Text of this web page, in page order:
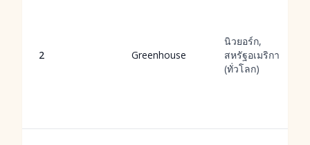
2 Greenhouse
นิวยอร์ก,
สหรัฐอเมริกา
(ทั่วโลก)